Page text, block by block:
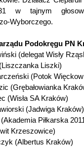
w tajnym
Wyborczego.
Podokręgu PN
(delegat Wisły
Liszki)
(Potok
(Grębałowianka
(Wisła SA Kraków)
(Jadwiga Kraków)
Piłkarska
Krzeszowice)
(Albertus Kraków)